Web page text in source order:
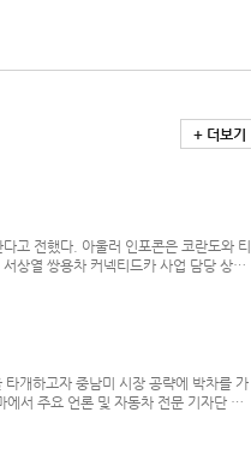
+ 더보기
고 전했다. 아울러 인포콘은 코란도와 티
상열 쌍용차 커넥티드카 사업 담당 상무
첫 걸음을 내딛게 된 뜻깊은 순간”이라며
변화를 향해 지속적인 혁신을 해 나갈
개하고자 중남미 시장 공략에 박차를 가
서 주요 언론 및 자동차 전문 기자단 등
각적으로 변신한 새로운 코란도의 이미
가들의 거리 바랑코에서 열렸으며, 비